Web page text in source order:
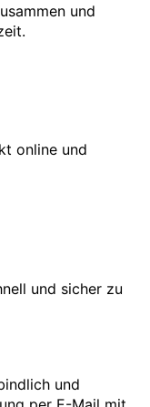
und
online und
und sicher zu
und